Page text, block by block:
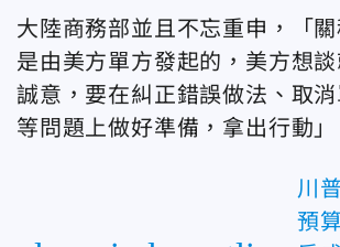
大陸商務部並且不忘重申，「
是由美方單方發起的，美方想
誠意，要在糾正錯誤做法、取
等問題上做好準備，拿出行動」
川
預